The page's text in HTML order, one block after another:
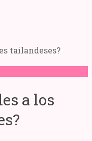
tailandeses?
a los